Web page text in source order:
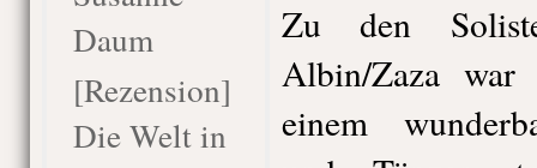
Daum
[Rezension]
Die Welt in
Zu den
Albin/Zaza
einem